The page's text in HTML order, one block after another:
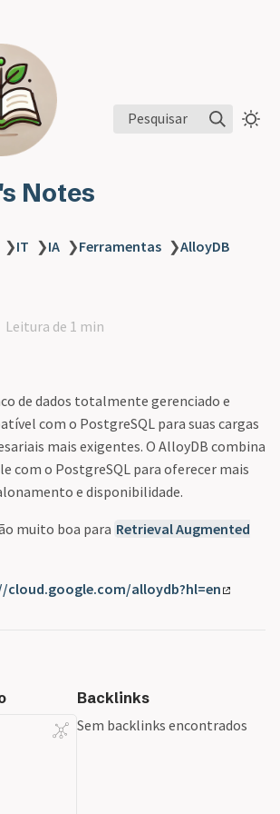
Notes
Pesquisar
❯IT ❯IA ❯Ferramentas ❯AlloyDB
Leitura de 1 min
de dados totalmente gerenciado e
com o PostgreSQL para suas cargas
mais exigentes. O AlloyDB combina
com o PostgreSQL para oferecer mais
e disponibilidade.
muito boa para Retrieval Augmented
cloud.google.com/alloydb?hl=en
Backlinks
Sem backlinks encontrados